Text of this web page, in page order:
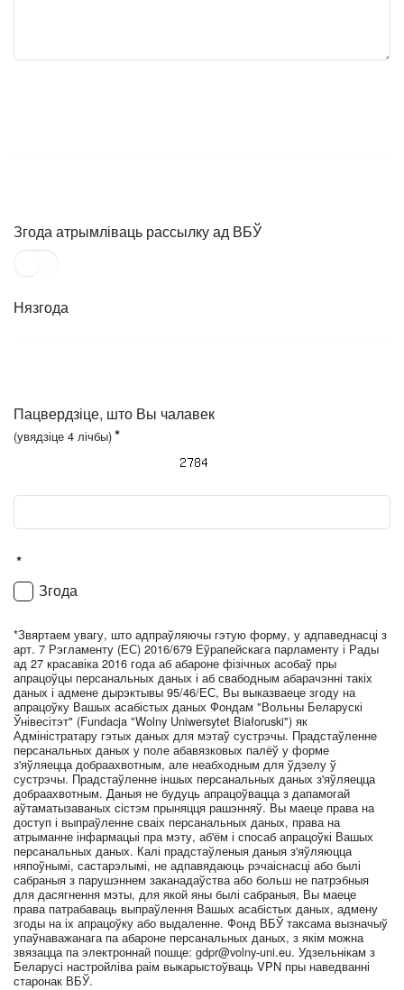
Згода атрымліваць рассылку ад ВБЎ
Нязгода
Пацвердзіце, што Вы чалавек
(увядзіце 4 лічбы)*
*
Згода
*Звяртаем увагу, што адпраўляючы гэтую форму, у адпаведнасці з
арт. 7 Рэгламенту (ЕС) 2016/679 Еўрапейскага парламенту і Рады
ад 27 красавіка 2016 года аб абароне фізічных асобаў пры
апрацоўцы персанальных даных і аб свабодным абарачэнні такіх
даных і адмене дырэктывы 95/46/ЕС, Вы выказваеце згоду на
апрацоўку Вашых асабістых даных Фондам "Вольны Беларускі
Ўнівесітэт" (Fundacja "Wolny Uniwersytet Białoruski") як
Адміністратару гэтых даных для мэтаў сустрэчы. Прадстаўленне
персанальных даных у поле абавязковых палёў у форме
з'яўляецца добраахвотным, але неабходным для ўдзелу ў
сустрэчы. Прадстаўленне іншых персанальных даных з'яўляецца
добраахвотным. Даныя не будуць апрацоўвацца з дапамогай
аўтаматызаваных сістэм прыняцця рашэнняў. Вы маеце права на
доступ і выпраўленне сваіх персанальных даных, права на
атрыманне інфармацыі пра мэту, аб'ём і спосаб апрацоўкі Вашых
персанальных даных. Калі прадстаўленыя даныя з'яўляюцца
няпоўнымі, састарэлымі, не адпавядаюць рэчаіснасці або былі
сабраныя з парушэннем заканадаўства або больш не патрэбныя
для дасягнення мэты, для якой яны былі сабраныя, Вы маеце
права патрабаваць выпраўлення Вашых асабістых даных, адмену
згоды на іх апрацоўку або выдаленне. Фонд ВБЎ таксама вызначыў
упаўнаважанага па абароне персанальных даных, з якім можна
звязацца па электроннай пошце: gdpr@volny-uni.eu. Удзельнікам з
Беларусі настройліва раім выкарыстоўваць VPN пры наведванні
старонак ВБЎ.